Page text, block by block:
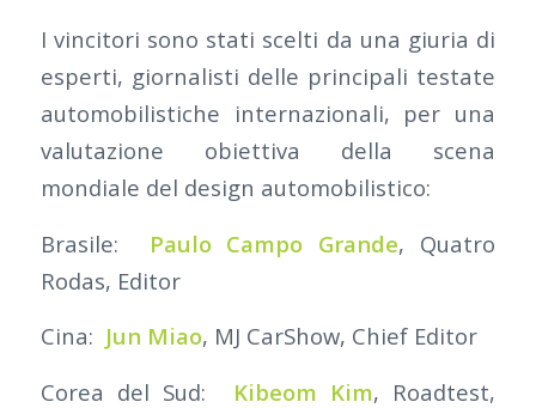
I vincitori sono stati scelti da una giuria di
esperti, giornalisti delle principali testate
automobilistiche internazionali, per una
valutazione obiettiva della scena
mondiale del design automobilistico:
Brasile: Paulo Campo Grande, Quatro
Rodas, Editor
Cina: Jun Miao, MJ CarShow, Chief Editor
Corea del Sud: Kibeom Kim, Roadtest,